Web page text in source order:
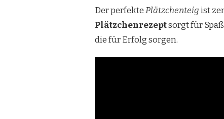
Der perfektePlätzchenteigist
Plätzchenrezeptsorgt für
die für Erfolg sorgen.